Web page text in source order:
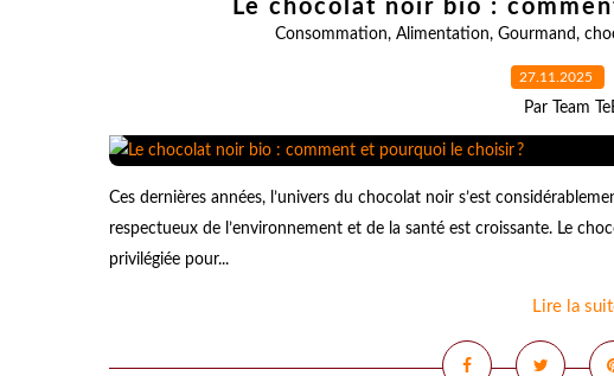
Le chocolat noir bio :
Consommation, Alimentation, Gourmand,
27.11.2025
Par Team
Ces dernières années, l’univers du chocolat noir s’est
respectueux de l’environnement et de la santé est croissante. Le
privilégiée pour...
Lire la